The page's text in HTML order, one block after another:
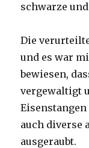
schwarze
Die
und es war
bewiesen,
vergewaltigt
auch diverse
ausgeraubt.